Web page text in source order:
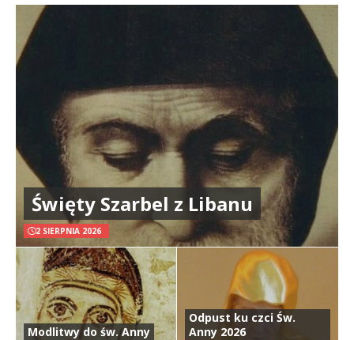
Święty Szarbel z Libanu
2 SIERPNIA 2026
Modlitwy do św. Anny
Odpust ku czci Św.
Anny 2026